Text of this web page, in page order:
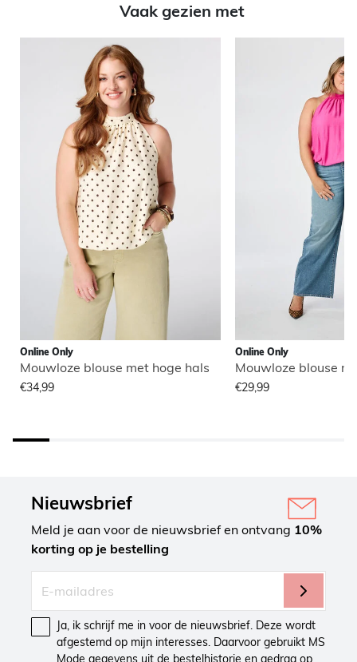
Vaak gezien met
Online Only
Mouwloze blouse met hoge hals
€34,99
Online Only
Mouwloze blouse
€29,99
Nieuwsbrief
Meld je aan voor de nieuwsbrief en ontvang 10%
korting op je bestelling
Ja, ik schrijf me in voor de nieuwsbrief. Deze wordt
afgestemd op mijn interesses. Daarvoor gebruikt MS
Mode gegevens uit de bestelhistorie en gedrag op